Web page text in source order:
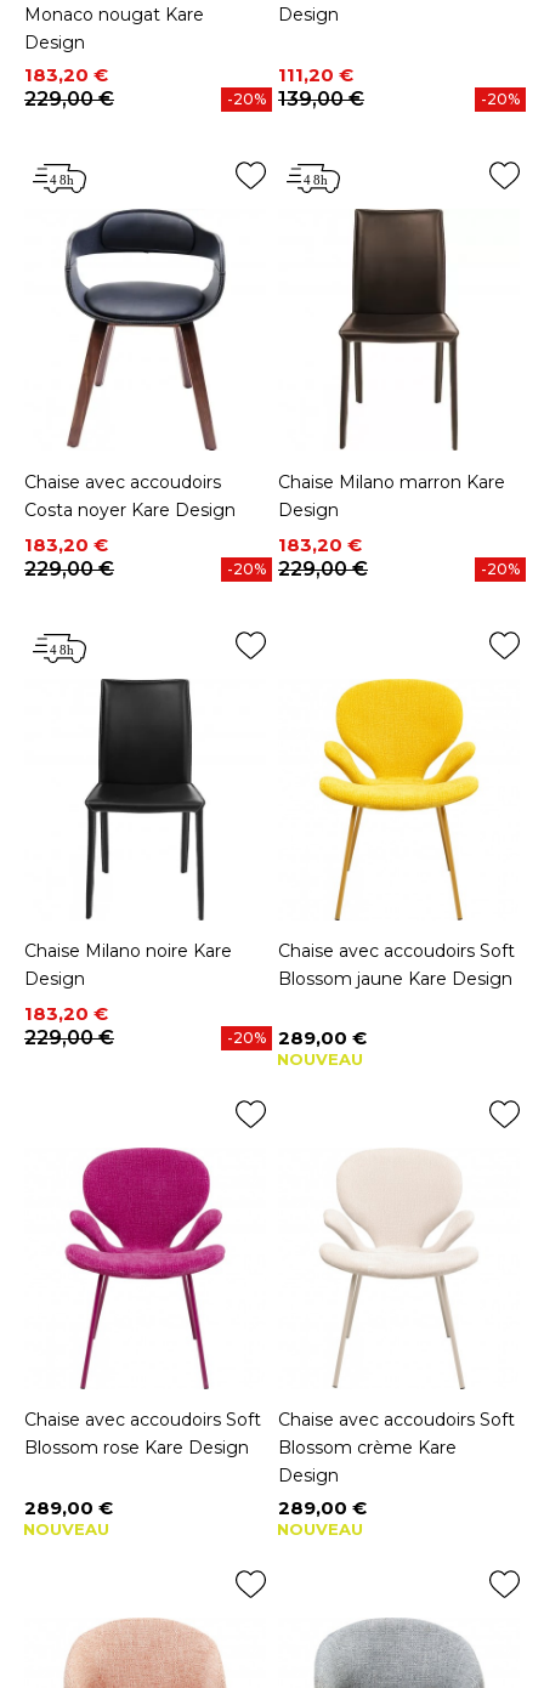
Monaco nougat Kare
Design
Prix
183,20 €
Prix de base
229,00 €
-20%
Design
Prix
111,20 €
Prix de base
139,00 €
-20%
Chaise avec accoudoirs
Costa noyer Kare Design
Prix
183,20 €
Prix de base
229,00 €
-20%
Chaise Milano marron Kare
Design
Prix
183,20 €
Prix de base
229,00 €
-20%
Chaise Milano noire Kare
Design
Prix
183,20 €
Prix de base
229,00 €
-20%
Chaise avec accoudoirs Soft
Blossom jaune Kare Design
Prix
289,00 €
NOUVEAU
Chaise avec accoudoirs Soft
Blossom rose Kare Design
Prix
289,00 €
NOUVEAU
Chaise avec accoudoirs Soft
Blossom crème Kare
Design
Prix
289,00 €
NOUVEAU